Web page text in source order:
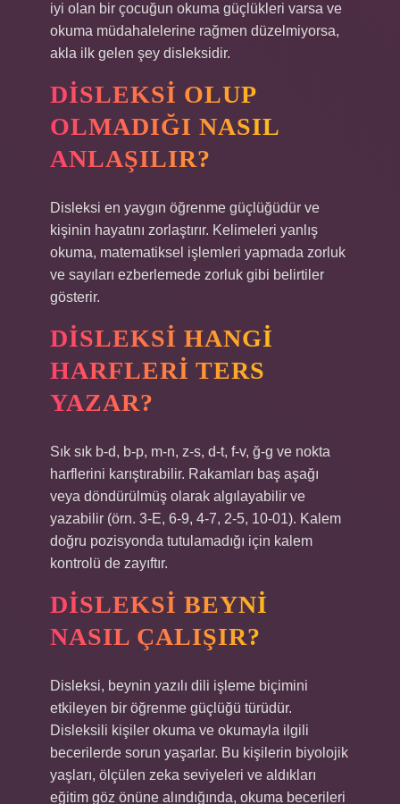
iyi olan bir çocuğun okuma güçlükleri varsa ve
okuma müdahalelerine rağmen düzelmiyorsa,
akla ilk gelen şey disleksidir.
DISLEKSI OLUP
OLMADIĞI NASIL
ANLAŞILIR?
Disleksi en yaygın öğrenme güçlüğüdür ve
kişinin hayatını zorlaştırır. Kelimeleri yanlış
okuma, matematiksel işlemleri yapmada zorluk
ve sayıları ezberlemede zorluk gibi belirtiler
gösterir.
DISLEKSI HANGI
HARFLERI TERS
YAZAR?
Sık sık b-d, b-p, m-n, z-s, d-t, f-v, ğ-g ve nokta
harflerini karıştırabilir. Rakamları baş aşağı
veya döndürülmüş olarak algılayabilir ve
yazabilir (örn. 3-E, 6-9, 4-7, 2-5, 10-01). Kalem
doğru pozisyonda tutulamadığı için kalem
kontrolü de zayıftır.
DISLEKSI BEYNI
NASIL ÇALIŞIR?
Disleksi, beynin yazılı dili işleme biçimini
etkileyen bir öğrenme güçlüğü türüdür.
Disleksili kişiler okuma ve okumayla ilgili
becerilerde sorun yaşarlar. Bu kişilerin biyolojik
yaşları, ölçülen zeka seviyeleri ve aldıkları
eğitim göz önüne alındığında, okuma becerileri